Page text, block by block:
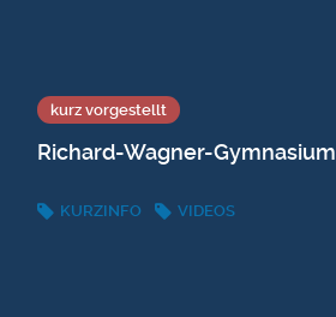
kurz vorgestellt
Richard-Wagner-Gymnasium
KURZINFO VIDEOS